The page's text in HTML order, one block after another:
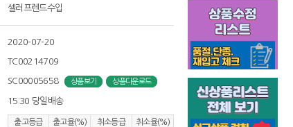
셀러프렌드수입
2020-07-20
TC00214709
SC00005658 상품보기 상품다운로드
15:30 당일배송
출고등급 출고율(%) 취소등급
취소율(%)